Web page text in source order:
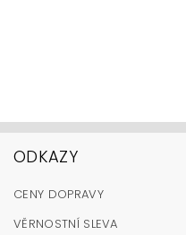
ODKAZY
CENY DOPRAVY
VĚRNOSTNÍ SLEVA